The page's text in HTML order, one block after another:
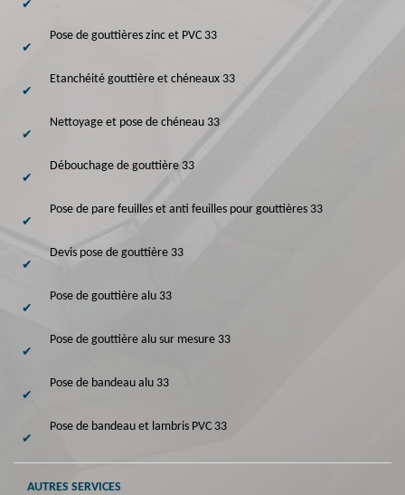
Pose de gouttières zinc et PVC 33
Etanchéité gouttière et chéneaux 33
Nettoyage et pose de chéneau 33
Débouchage de gouttière 33
Pose de pare feuilles et anti feuilles pour gouttières 33
Devis pose de gouttière 33
Pose de gouttière alu 33
Pose de gouttière alu sur mesure 33
Pose de bandeau alu 33
Pose de bandeau et lambris PVC 33
AUTRES SERVICES